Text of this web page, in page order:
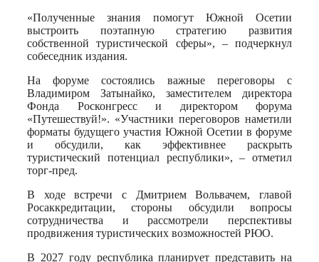
«Полученные знания помогут Южной Осетии
выстроить поэтапную стратегию развития
собственной туристической сферы», – подчеркнул
собеседник издания.
На форуме состоялись важные переговоры с
Владимиром Затынайко, заместителем директора
Фонда Росконгресс и директором форума
«Путешествуй!». «Участники переговоров наметили
форматы будущего участия Южной Осетии в форуме
и обсудили, как эффективнее раскрыть
туристический потенциал республики», – отметил
торг-пред.
В ходе встречи с Дмитрием Вольвачем, главой
Росаккредитации, стороны обсудили вопросы
сотрудничества и рассмотрели перспективы
продвижения туристических возможностей РЮО.
В 2027 году республика планирует представить на